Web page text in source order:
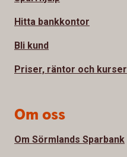
Hitta bankkontor
Bli kund
Priser, räntor och kurser
Om oss
Om Sörmlands Sparbank